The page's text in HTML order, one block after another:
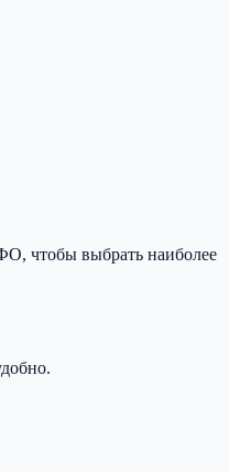
чтобы выбрать наиболее